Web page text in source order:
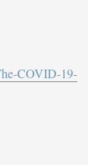
COVID-19-